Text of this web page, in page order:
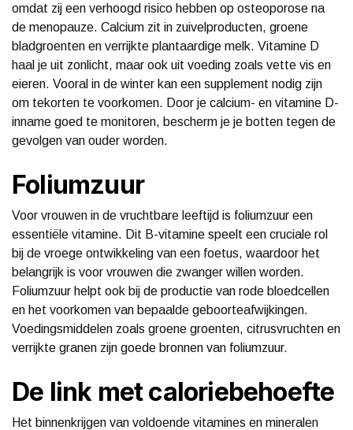
omdat zij een verhoogd risico hebben op osteoporose na
de menopauze. Calcium zit in zuivelproducten, groene
bladgroenten en verrijkte plantaardige melk. Vitamine D
haal je uit zonlicht, maar ook uit voeding zoals vette vis en
eieren. Vooral in de winter kan een supplement nodig zijn
om tekorten te voorkomen. Door je calcium- en vitamine D-
inname goed te monitoren, bescherm je je botten tegen de
gevolgen van ouder worden.
Foliumzuur
Voor vrouwen in de vruchtbare leeftijd is foliumzuur een
essentiële vitamine. Dit B-vitamine speelt een cruciale rol
bij de vroege ontwikkeling van een foetus, waardoor het
belangrijk is voor vrouwen die zwanger willen worden.
Foliumzuur helpt ook bij de productie van rode bloedcellen
en het voorkomen van bepaalde geboorteafwijkingen.
Voedingsmiddelen zoals groene groenten, citrusvruchten en
verrijkte granen zijn goede bronnen van foliumzuur.
De link met caloriebehoefte
Het binnenkrijgen van voldoende vitamines en mineralen